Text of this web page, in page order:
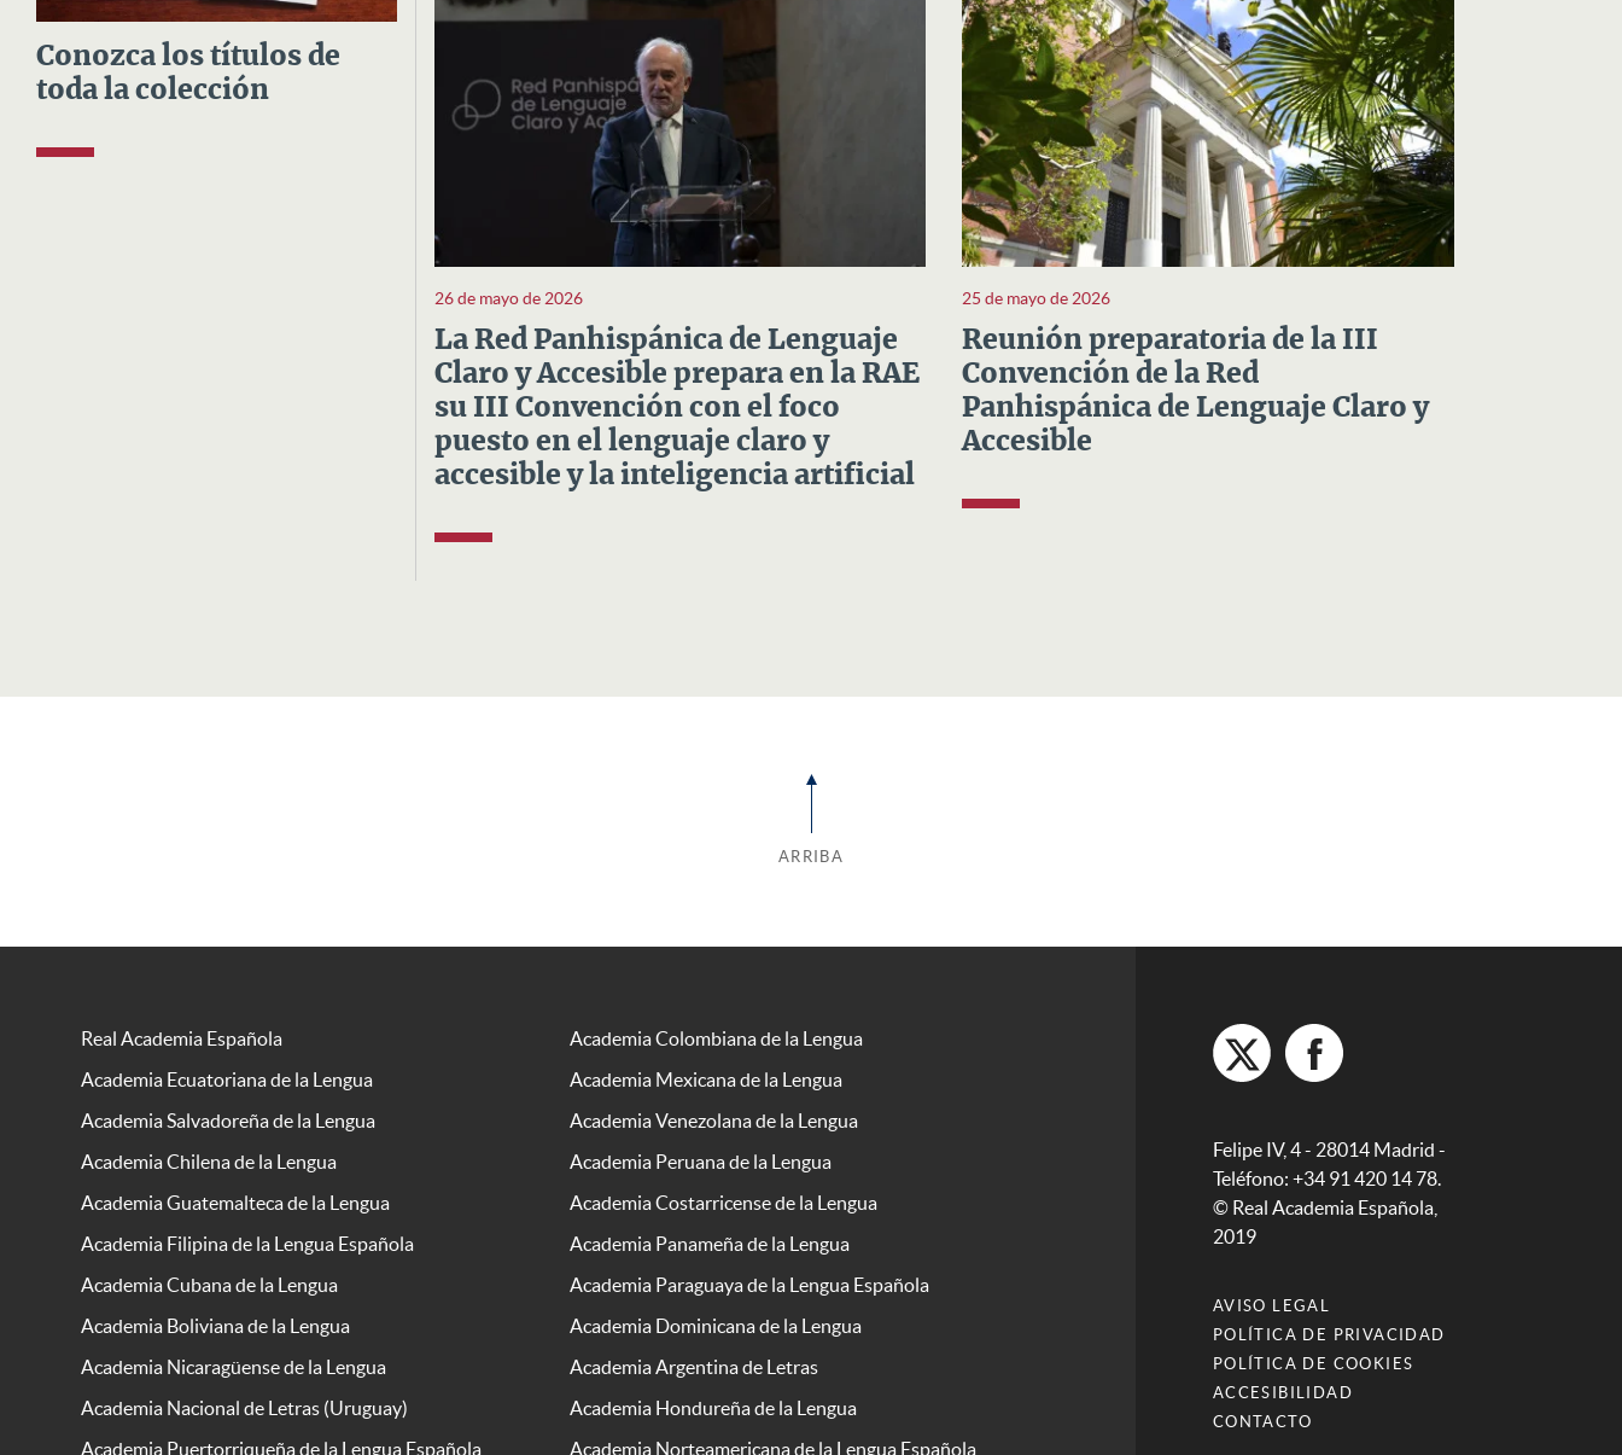
Conozca los títulos de
toda la colección
26 de mayo de 2026
La Red Panhispánica de Lenguaje
Claro y Accesible prepara en la RAE
su III Convención con el foco
puesto en el lenguaje claro y
accesible y la inteligencia artificial
25 de mayo de 2026
Reunión preparatoria de la III
Convención de la Red
Panhispánica de Lenguaje Claro y
Accesible
ARRIBA
Real Academia Española
Academia Colombiana de la Lengua
Academia Ecuatoriana de la Lengua
Academia Mexicana de la Lengua
Academia Salvadoreña de la Lengua
Academia Venezolana de la Lengua
Academia Chilena de la Lengua
Academia Peruana de la Lengua
Academia Guatemalteca de la Lengua
Academia Costarricense de la Lengua
Academia Filipina de la Lengua Española
Academia Panameña de la Lengua
Academia Cubana de la Lengua
Academia Paraguaya de la Lengua Española
Academia Boliviana de la Lengua
Academia Dominicana de la Lengua
Academia Nicaragüense de la Lengua
Academia Argentina de Letras
Academia Nacional de Letras (Uruguay)
Academia Hondureña de la Lengua
Academia Puertorriqueña de la Lengua Española
Academia Norteamericana de la Lengua Española
Felipe IV, 4 - 28014 Madrid -
Teléfono: +34 91 420 14 78.
© Real Academia Española,
2019
AVISO LEGAL
POLÍTICA DE PRIVACIDAD
POLÍTICA DE COOKIES
ACCESIBILIDAD
CONTACTO